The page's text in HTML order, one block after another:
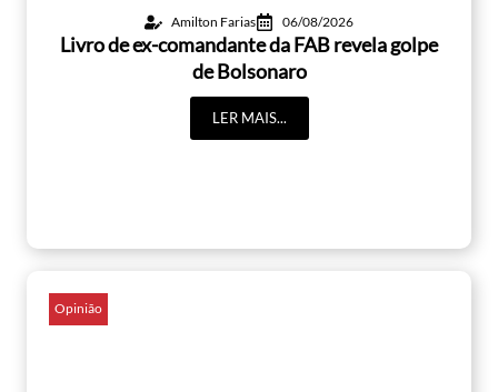
Amilton Farias 06/08/2026
Livro de ex-comandante da FAB revela golpe
de Bolsonaro
LER MAIS...
Opinião